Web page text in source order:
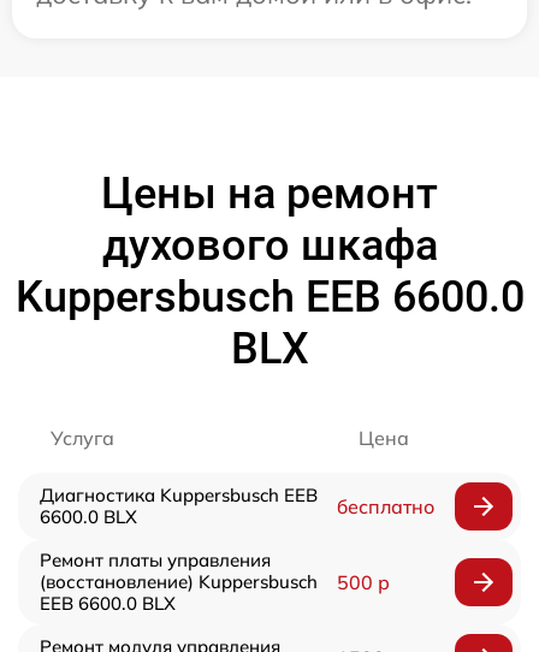
Цены на ремонт
духового шкафа
Kuppersbusch EEB 6600.0
BLX
Услуга Цена
Диагностика Kuppersbusch EEB
6600.0 BLX
бесплатно
Ремонт платы управления
(восстановление) Kuppersbusch
EEB 6600.0 BLX
500 р
Ремонт модуля управления